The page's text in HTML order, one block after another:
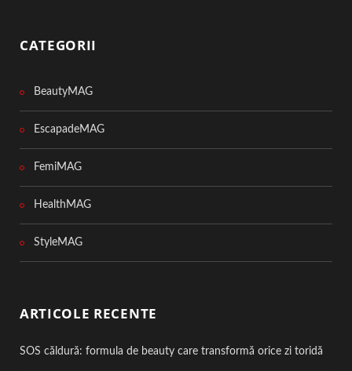
CATEGORII
BeautyMAG
EscapadeMAG
FemiMAG
HealthMAG
StyleMAG
ARTICOLE RECENTE
SOS căldură: formula de beauty care transformă orice zi toridă